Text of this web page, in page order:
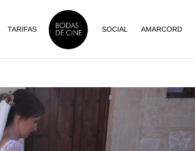
TARIFAS SOCIAL AMARCORD